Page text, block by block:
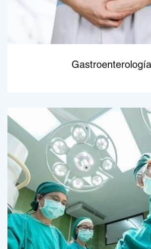
Gastroenterología